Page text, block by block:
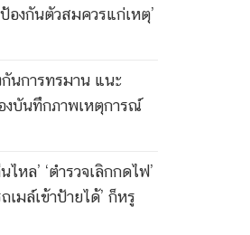
งกันตัวสมควรแก่เหตุ’
นการทรมาน แนะ
บันทึกภาพเหตุการณ์
หล’ ‘ตำรวจเลิกกดไฟ’
เมล์เข้าป้ายได้’ ก็หรู